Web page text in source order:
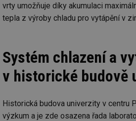
vrty umožňuje díky akumulaci
tepla z výroby chladu pro vytápění v
Systém chlazení a
v historické budově
Historická budova univerzity v centru
výzkum a je zde osazena řada